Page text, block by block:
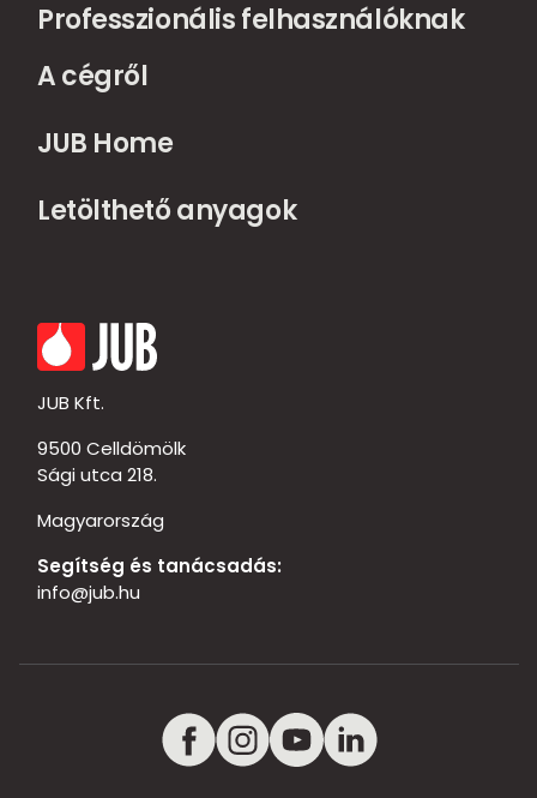
Professzionális felhasználóknak
A cégről
JUB Home
Letölthető anyagok
JUB Kft.
9500 Celldömölk
Sági utca 218.
Magyarország
Segítség és tanácsadás:
info@jub.hu